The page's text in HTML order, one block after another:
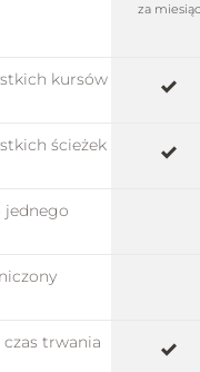
w
typowych
stołu
za miesiąc
kursów
ścieżek
jednego
trwania